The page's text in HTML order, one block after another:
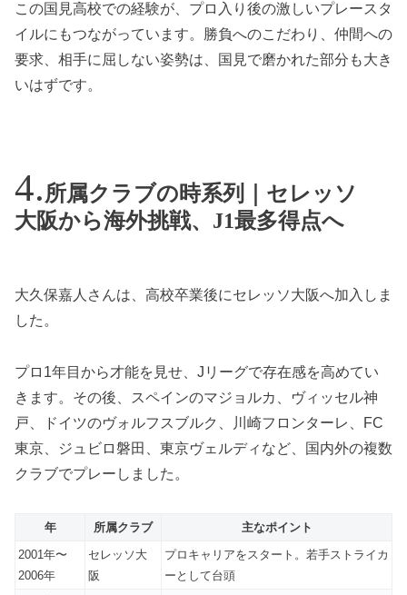
この国見高校での経験が、プロ入り後の激しいプレースタ
イルにもつながっています。勝負へのこだわり、仲間への
要求、相手に屈しない姿勢は、国見で磨かれた部分も大き
いはずです。
所属クラブの時系列｜セレッソ
大阪から海外挑戦、J1最多得点へ
大久保嘉人さんは、高校卒業後にセレッソ大阪へ加入しま
した。
プロ1年目から才能を見せ、Jリーグで存在感を高めてい
きます。その後、スペインのマジョルカ、ヴィッセル神
戸、ドイツのヴォルフスブルク、川崎フロンターレ、FC
東京、ジュビロ磐田、東京ヴェルディなど、国内外の複数
クラブでプレーしました。
年 所属クラブ
主なポイント
2001年〜
2006年
セレッソ大
阪
プロキャリアをスタート。若手ストライカ
ーとして台頭